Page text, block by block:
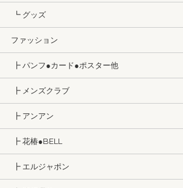
┗ グッズ
ファッション
┣ パンフ●カード●ポスター他
┣ メンズクラブ
┣ アンアン
┣ 花椿●BELL
┣ エルジャポン